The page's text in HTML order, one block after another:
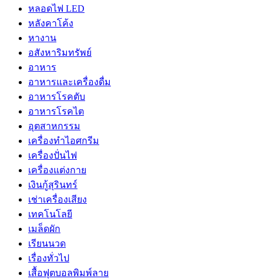
หลอดไฟ LED
หลังคาโค้ง
หางาน
อสังหาริมทรัพย์
อาหาร
อาหารและเครื่องดื่ม
อาหารโรคตับ
อาหารโรคไต
อุตสาหกรรม
เครื่องทำไอศกรีม
เครื่องปั่นไฟ
เครื่องแต่งกาย
เงินกู้สุรินทร์
เช่าเครื่องเสียง
เทคโนโลยี
เมล็ดผัก
เรียนนวด
เรื่องทั่วไป
เสื้อฟุตบอลพิมพ์ลาย